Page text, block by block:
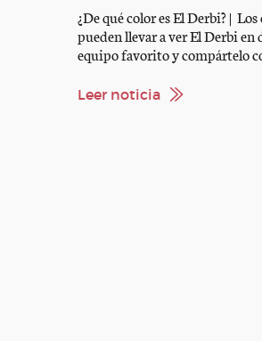
¿De qué color es El Derbi? |
pueden llevar a ver El Derbi en
equipo favorito y compártelo
en directo desde la Fan Box y
Leer noticia